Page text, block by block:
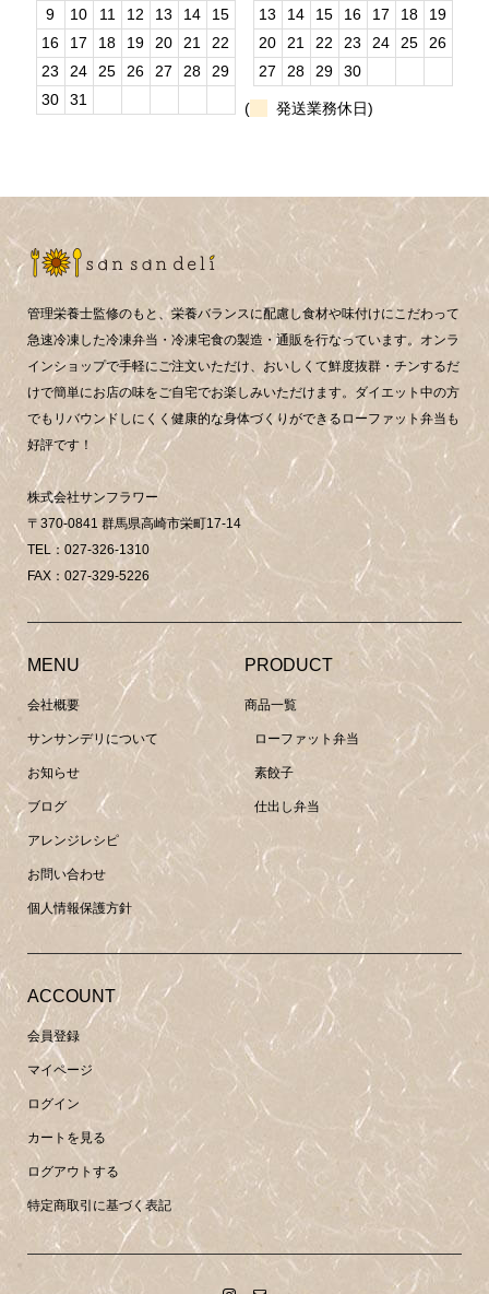
9
10 11 12 13 14
15
16
17 18 19 20 21
22
23
24 25 26 27 28
29
30
31
13
14 15 16 17 18
19
20
21 22 23 24 25
26
27
28 29 30
( 発送業務休日)
管理栄養士監修のもと、栄養バランスに配慮し食材や味付けにこだわって
急速冷凍した冷凍弁当・冷凍宅食の製造・通販を行なっています。オンラ
インショップで手軽にご注文いただけ、おいしくて鮮度抜群・チンするだ
けで簡単にお店の味をご自宅でお楽しみいただけます。ダイエット中の方
でもリバウンドしにくく健康的な身体づくりができるローファット弁当も
好評です！
株式会社サンフラワー
〒370-0841 群馬県高崎市栄町17-14
TEL：027-326-1310
FAX：027-329-5226
MENU
会社概要
サンサンデリについて
お知らせ
ブログ
アレンジレシピ
お問い合わせ
個人情報保護方針
PRODUCT
商品一覧
ローファット弁当
素餃子
仕出し弁当
ACCOUNT
会員登録
マイページ
ログイン
カートを見る
ログアウトする
特定商取引に基づく表記